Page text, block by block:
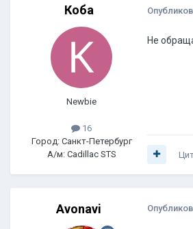
Коба
Newbie
16
Город: Санкт-Петербург
А/м: Cadillac STS
Не
Avonavi